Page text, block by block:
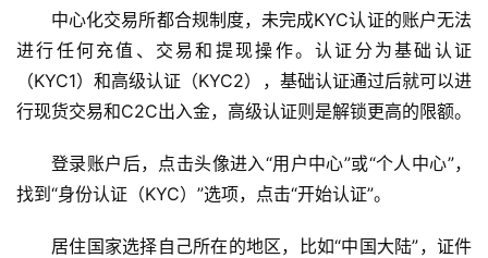
中心化交易所都合规制度，未完成KYC认证的账户无法
进行任何充值、交易和提现操作。认证分为基础认证
（KYC1）和高级认证（KYC2），基础认证通过后就可以进
行现货交易和C2C出入金，高级认证则是解锁更高的限额。
登录账户后，点击头像进入“用户中心”或“个人中心”，
找到“身份认证（KYC）”选项，点击“开始认证”。
居住国家选择自己所在的地区，比如“中国大陆”，证件